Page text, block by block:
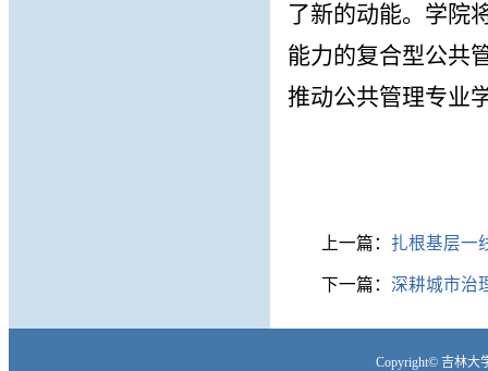
了新的动能。 学院
能力的复合型公共
推动公共管理专业
上一篇： 扎根基层一
下一篇： 深耕城市治
Copyright© 吉林大